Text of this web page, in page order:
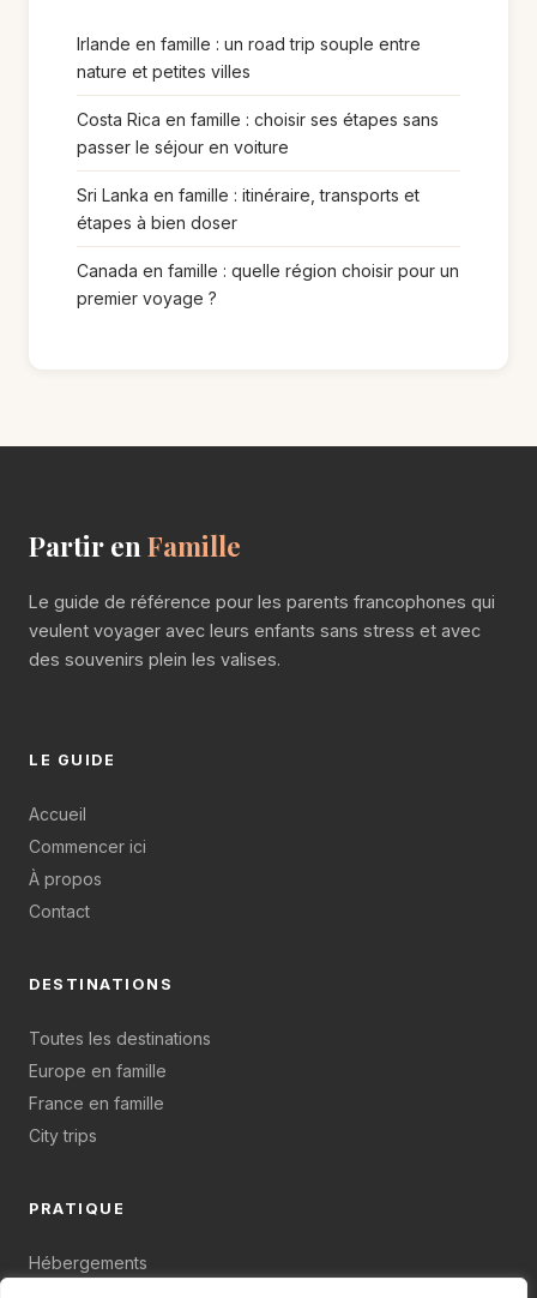
Irlande en famille : un road trip souple entre
nature et petites villes
Costa Rica en famille : choisir ses étapes sans
passer le séjour en voiture
Sri Lanka en famille : itinéraire, transports et
étapes à bien doser
Canada en famille : quelle région choisir pour un
premier voyage ?
Partir enFamille
Le guide de référence pour les parents francophones qui
veulent voyager avec leurs enfants sans stress et avec
des souvenirs plein les valises.
LE GUIDE
Accueil
Commencer ici
À propos
Contact
DESTINATIONS
Toutes les destinations
Europe en famille
France en famille
City trips
PRATIQUE
Hébergements